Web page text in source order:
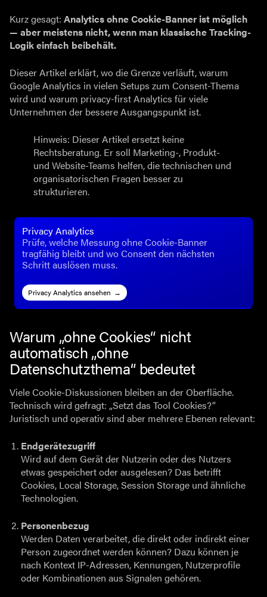
Kurz gesagt: Analytics ohne Cookie-Banner ist möglich
— aber meistens nicht, wenn man klassische Tracking-
Logik einfach beibehält.
Dieser Artikel erklärt, wo die Grenze verläuft, warum
Google Analytics in vielen Setups zum Consent-Thema
wird und warum privacy-first Analytics für viele
Unternehmen der bessere Ausgangspunkt ist.
Hinweis: Dieser Artikel ersetzt keine
Rechtsberatung. Er soll Marketing-, Produkt-
und Website-Teams helfen, die technischen und
organisatorischen Fragen besser zu
strukturieren.
Privacy Analytics
Prüfe, welche Messung ohne Cookie-Banner
tragfähig bleibt und wo Consent den nächsten
Schritt auslösen muss.
Privacy Analytics ansehen
Warum „ohne Cookies“ nicht
automatisch „ohne
Datenschutzthema“ bedeutet
Viele Cookie-Diskussionen bleiben an der Oberfläche.
Technisch wird gefragt: „Setzt das Tool Cookies?“
Juristisch und operativ sind aber mehrere Ebenen relevant:
Endgerätezugriff
Wird auf dem Gerät der Nutzerin oder des Nutzers
etwas gespeichert oder ausgelesen? Das betrifft
Cookies, Local Storage, Session Storage und ähnliche
Technologien.
Personenbezug
Werden Daten verarbeitet, die direkt oder indirekt einer
Person zugeordnet werden können? Dazu können je
nach Kontext IP-Adressen, Kennungen, Nutzerprofile
oder Kombinationen aus Signalen gehören.